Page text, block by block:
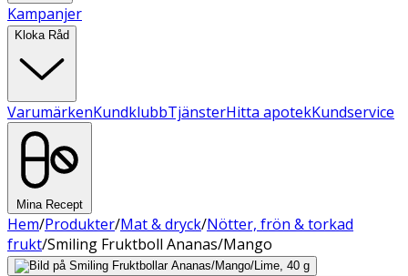
Kampanjer
Kloka Råd
VarumärkenKundklubbTjänsterHitta apotekKundservice
Mina Recept
Hem/Produkter/Mat & dryck/Nötter, frön & torkad
frukt/Smiling Fruktboll Ananas/Mango